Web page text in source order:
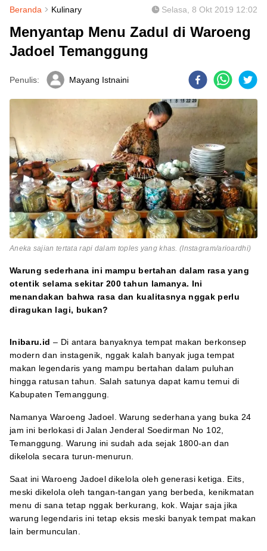
Beranda Kulinary Selasa, 8 Okt 2019 12:02
Menyantap Menu Zadul di Waroeng
Jadoel Temanggung
Penulis: Mayang Istnaini
Aneka sajian tertata rapi dalam toples yang khas. (Instagram/arioardhi)
Warung sederhana ini mampu bertahan dalam rasa yang
otentik selama sekitar 200 tahun lamanya. Ini
menandakan bahwa rasa dan kualitasnya nggak perlu
diragukan lagi, bukan?
Inibaru.id – Di antara banyaknya tempat makan berkonsep
modern dan instagenik, nggak kalah banyak juga tempat
makan legendaris yang mampu bertahan dalam puluhan
hingga ratusan tahun. Salah satunya dapat kamu temui di
Kabupaten Temanggung.
Namanya Waroeng Jadoel. Warung sederhana yang buka 24
jam ini berlokasi di Jalan Jenderal Soedirman No 102,
Temanggung. Warung ini sudah ada sejak 1800-an dan
dikelola secara turun-menurun.
Saat ini Waroeng Jadoel dikelola oleh generasi ketiga. Eits,
meski dikelola oleh tangan-tangan yang berbeda, kenikmatan
menu di sana tetap nggak berkurang, kok. Wajar saja jika
warung legendaris ini tetap eksis meski banyak tempat makan
lain bermunculan.